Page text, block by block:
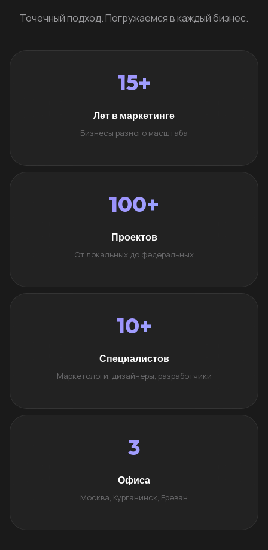
Точечный подход. Погружаемся в каждый бизнес.
15+
Лет в маркетинге
Бизнесы разного масштаба
100+
Проектов
От локальных до федеральных
10+
Специалистов
Маркетологи, дизайнеры, разработчики
3
Офиса
Москва, Курганинск, Ереван